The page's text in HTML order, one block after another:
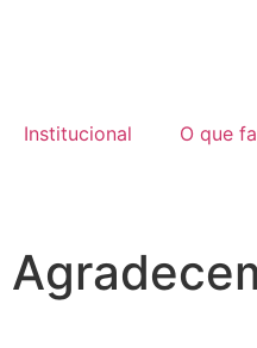
Institucional O que